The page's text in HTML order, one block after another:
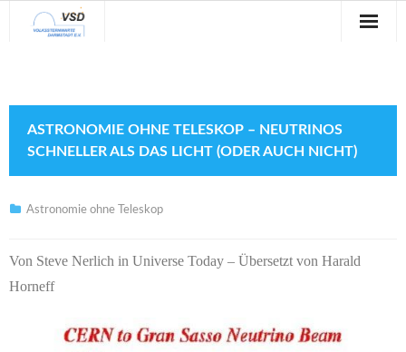
Veranstaltungen
Verein
ASTRONOMIE OHNE TELESKOP – NEUTRINOS
SCHNELLER ALS DAS LICHT (ODER AUCH NICHT)
Astronomie ohne Teleskop
Von Steve Nerlich in Universe Today – Übersetzt von Harald
Horneff